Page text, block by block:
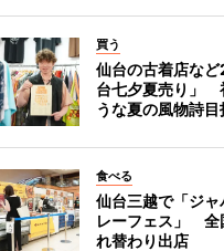
買う
仙台の古着店な
台七夕夏売り」
うな夏の風物詩目
食べる
仙台三越で「ジャ
レーフェス」 全
れ替わり出店